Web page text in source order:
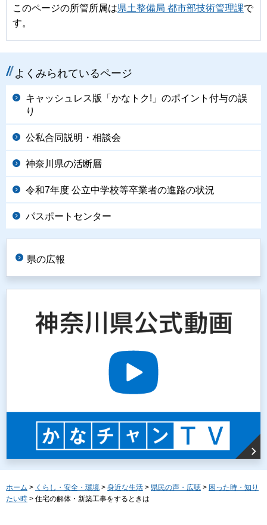
このページの所管所属は県土整備局 都市部技術管理課で
す。
よくみられているページ
キャッシュレス版「かなトク!」のポイント付与の誤
り
公私合同説明・相談会
神奈川県の活断層
令和7年度 公立中学校等卒業者の進路の状況
パスポートセンター
県の広報
ホーム > くらし・安全・環境 > 身近な生活 > 県民の声・広聴 > 困った時・知り
たい時 > 住宅の解体・新築工事をするときは